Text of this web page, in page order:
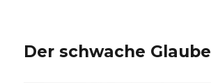
Der schwache Glaube